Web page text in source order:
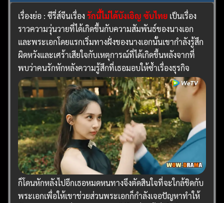
เรื่องย่อ : ซีรี่ส์จีนเรื่องรักนี้ไม่ได้บังเอิญ ซับไทย เป็นเรื่อง
ราวความวุ่นวายที่ได้เกิดขึ้นกับความสัมพันธ์ของนางเอก
และพระเอกโดยแรกเริ่มทางฝั่งของนางเอกนั้นเขากำลังรู้สึก
ผิดหวังและเศร้าเสียใจกับเหตุการณ์ที่ได้เกิดขึ้นหลังจากที่
พบว่าคนรักหักหลังความรู้สึกที่เธอมอบให้ซ้ำเรื่องธุรกิจ
ก็โดนหักหลังไปอีกเธอหมดหนทางจึงตัดสินใจที่จะใกล้ชิดกับ
พระเอกเพื่อให้เขาช่วยส่วนพระเอกก็กำลังเจอปัญหาทำให้